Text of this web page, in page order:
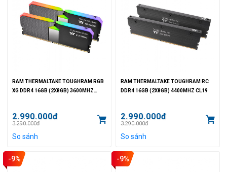
RAM THERMALTAKE TOUGHRAM RGB
XG DDR4 16GB (2X8GB) 3600MHZ
2.990.000đ
3.290.000đ
So sánh
RAM THERMALTAKE TOUGHRAM RC
DDR4 16GB (2X8GB) 4400MHZ CL19
2.990.000đ
3.290.000đ
So sánh
-9% -9%